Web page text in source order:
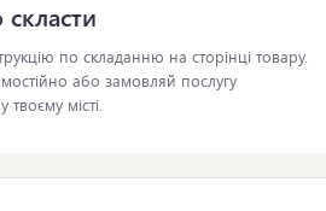
по складанню на сторінці товару.
або замовляй послугу
твоєму місті.